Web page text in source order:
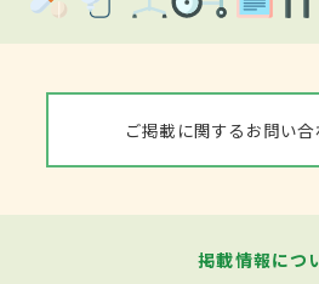
ご掲載に関するお問い
掲載情報につ